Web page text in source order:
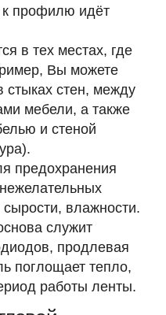
профилю идёт
в тех местах, где
Вы можете
стыках стен, между
мебели, а также
и стеной
предохранения
влажности.
служит
продлевая
поглощает тепло,
работы ленты.